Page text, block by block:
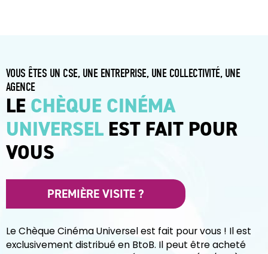
VOUS ÊTES UN CSE, UNE ENTREPRISE, UNE COLLECTIVITÉ, UNE
AGENCE
LE CHÈQUE CINÉMA
UNIVERSELEST FAIT POUR
VOUS
PREMIÈRE VISITE ?
Le Chèque Cinéma Universel est fait pour vous ! Il est
exclusivement distribué en BtoB. Il peut être acheté